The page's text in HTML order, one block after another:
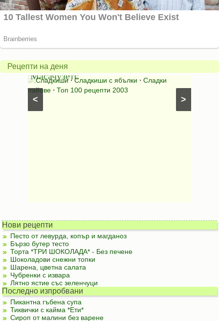
Рецепти на деня
>
<
Американски
ябълков
пай
от
Масачузетс
Сладкиши⋅Сладкиши с ябълки ⋅ Сладки
пайове ⋅ Топ 100 рецепти 2003
питка
на
мама
Нови рецепти
Песто от левурда, копър и магданоз
Бързо бутер тесто
Торта *ТРИ ШОКОЛАДА* - Без печене
Шоколадови снежни топки
Шарена, цветна салата
Чубренки с извара
Лятно ястие със зеленчуци
Последно изпробвани
Пикантна гъбена супа
Тиквички с кайма *Ети*
Сироп от малини без варене